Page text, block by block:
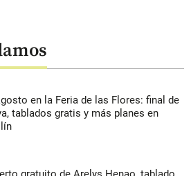
en la Feria de las Flores: final de
tablados gratis y más planes en